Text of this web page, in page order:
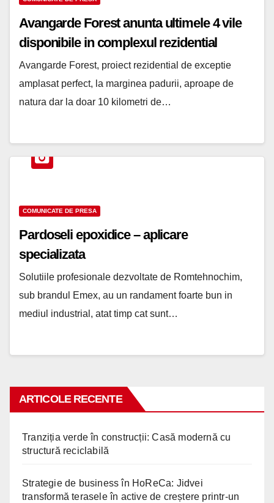
Avangarde Forest anunta ultimele 4 vile
disponibile in complexul rezidential
Avangarde Forest, proiect rezidential de exceptie
amplasat perfect, la marginea padurii, aproape de
natura dar la doar 10 kilometri de…
COMUNICATE DE PRESA
Pardoseli epoxidice – aplicare
specializata
Solutiile profesionale dezvoltate de Romtehnochim,
sub brandul Emex, au un randament foarte bun in
mediul industrial, atat timp cat sunt…
ARTICOLE RECENTE
Tranziția verde în construcții: Casă modernă cu
structură reciclabilă
Strategie de business în HoReCa: Jidvei
transformă terasele în active de creștere printr-un